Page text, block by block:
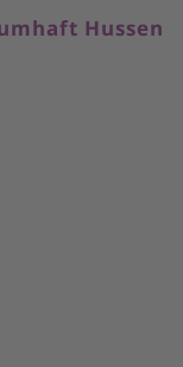
Hussen